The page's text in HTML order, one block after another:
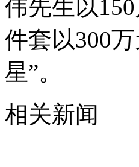
伟先生以
件套以300
星”。
相关新闻